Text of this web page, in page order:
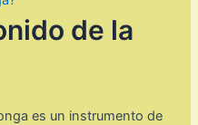
de la
es un instrumento de